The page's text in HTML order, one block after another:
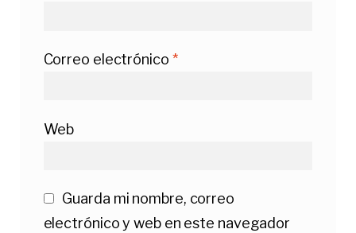
Correo electrónico *
Web
Guarda mi nombre, correo
electrónico y web en este navegador